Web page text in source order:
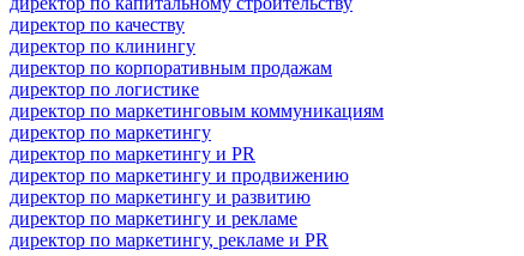
директор по качеству
директор по клинингу
директор по корпоративным продажам
директор по логистике
директор по маркетинговым коммуникациям
директор по маркетингу
директор по маркетингу и PR
директор по маркетингу и продвижению
директор по маркетингу и развитию
директор по маркетингу и рекламе
директор по маркетингу, рекламе и PR